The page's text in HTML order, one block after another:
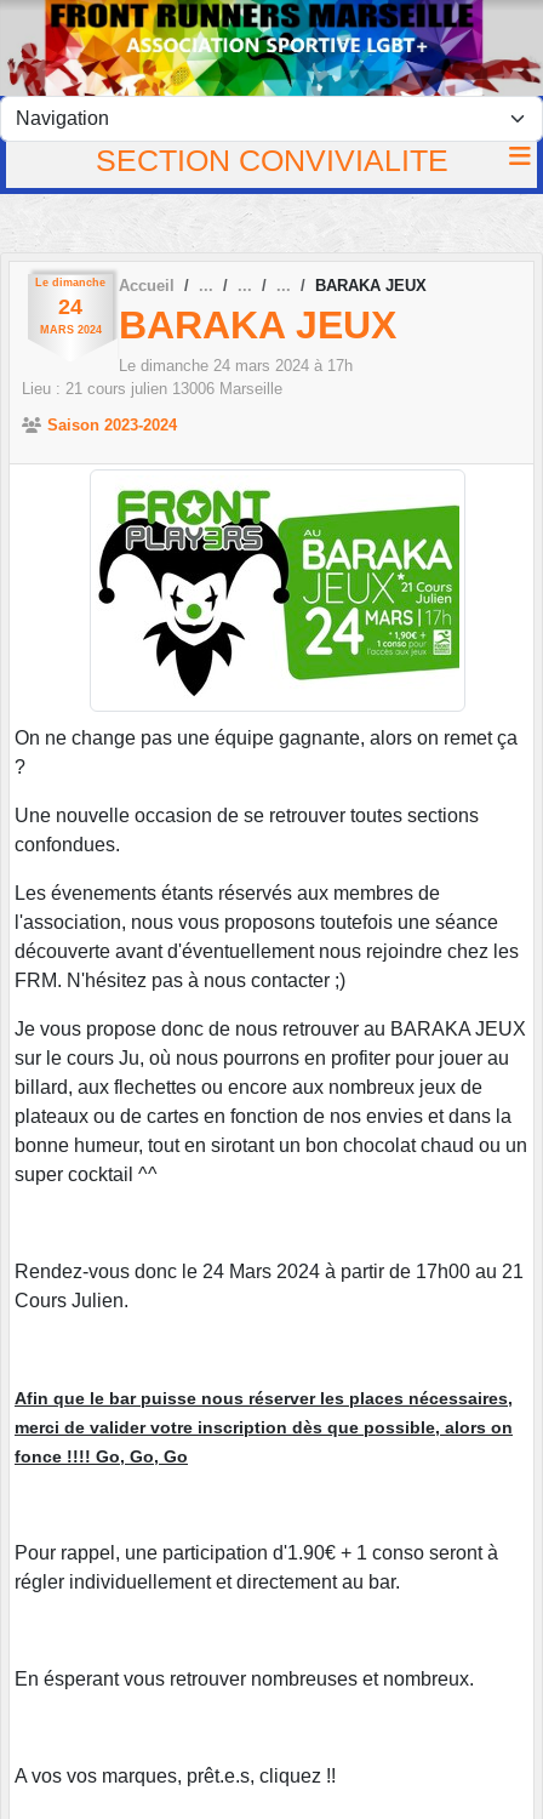
SECTION CONVIVIALITE
Le dimanche
24
MARS 2024
Accueil BARAKA JEUX
BARAKA JEUX
Le dimanche 24 mars 2024 à 17h
Lieu : 21 cours julien 13006 Marseille
Saison 2023-2024
On ne change pas une équipe gagnante, alors on remet ça
?
Une nouvelle occasion de se retrouver toutes sections
confondues.
Les évenements étants réservés aux membres de
l'association, nous vous proposons toutefois une séance
découverte avant d'éventuellement nous rejoindre chez les
FRM. N'hésitez pas à nous contacter ;)
Je vous propose donc de nous retrouver au BARAKA JEUX
sur le cours Ju, où nous pourrons en profiter pour jouer au
billard, aux flechettes ou encore aux nombreux jeux de
plateaux ou de cartes en fonction de nos envies et dans la
bonne humeur, tout en sirotant un bon chocolat chaud ou un
super cocktail ^^
Rendez-vous donc le 24 Mars 2024 à partir de 17h00 au 21
Cours Julien.
Afin que le bar puisse nous réserver les places nécessaires,
merci de valider votre inscription dès que possible, alors on
fonce !!!! Go, Go, Go
Pour rappel, une participation d'1.90€ + 1 conso seront à
régler individuellement et directement au bar.
En ésperant vous retrouver nombreuses et nombreux.
A vos vos marques, prêt.e.s, cliquez !!
Panneau de gestion des cookies